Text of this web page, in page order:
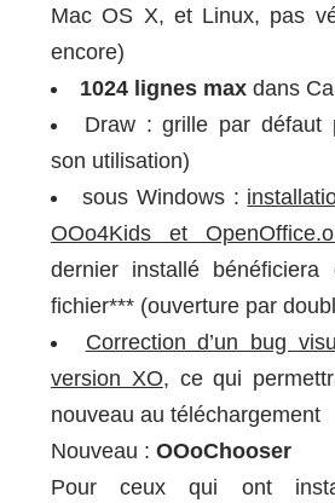
Mac OS X, et Linux, pas
encore)
1024 lignes max dans
Draw : grille par défaut
son utilisation)
sous Windows :
OOo4Kids et
dernier installé bénéficiera
fichier*** (ouverture par
Correction d’un bug
version XO, ce qui
nouveau au téléchargement
Nouveau : OOoChooser
Pour ceux qui ont